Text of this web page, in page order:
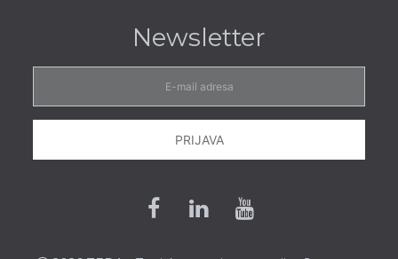
Newsletter
adresa
PRIJAVA
Facebook
LinkedinYoutube